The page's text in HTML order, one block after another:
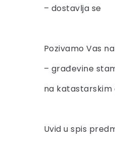
– dostavlja se
Pozivamo Vas
– građevine
na katastarskim
Uvid u spis